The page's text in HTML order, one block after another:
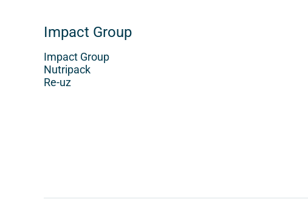
Impact Group
Impact Group
Nutripack
Re-uz